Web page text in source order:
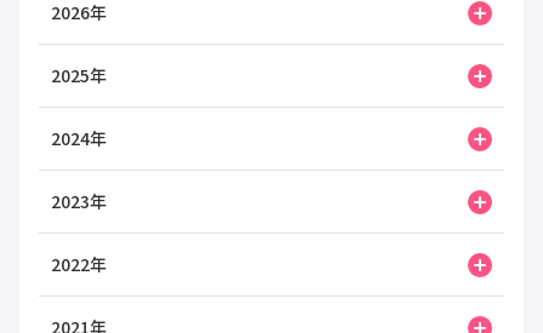
2026年
2025年
2024年
2023年
2022年
2021年